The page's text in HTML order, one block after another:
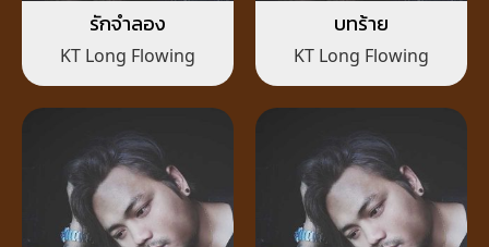
รักจำลอง
KT Long Flowing
บทร้าย
KT Long Flowing